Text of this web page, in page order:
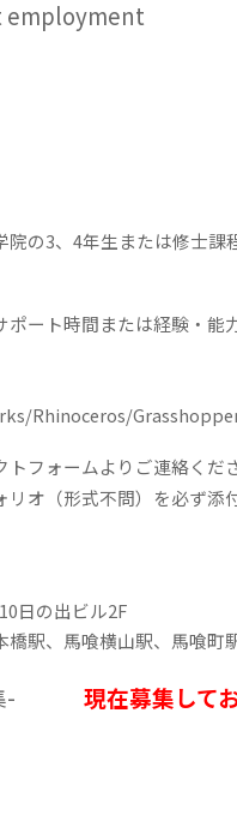
employment
院の3、4年生または修士課
ポート時間または経験・能
Rhinoceros/
フォームよりご連絡くださ
オ（形式不問）を必ず添
日の出ビル2F
橋駅、馬喰横山駅、馬喰町
募集-現在募集して